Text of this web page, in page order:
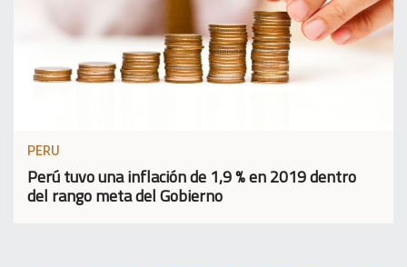
PERU
Perú tuvo una inflación de 1,9 % en 2019 dentro
del rango meta del Gobierno